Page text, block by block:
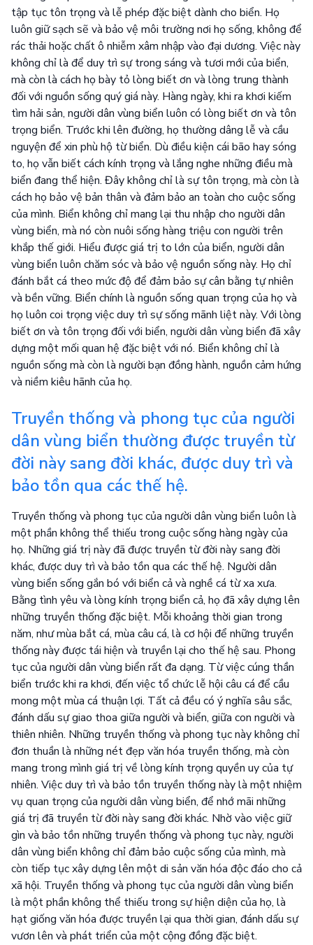
tập tục tôn trọng và lễ phép đặc biệt dành cho biển. Họ
luôn giữ sạch sẽ và bảo vệ môi trường nơi họ sống, không để
rác thải hoặc chất ô nhiễm xâm nhập vào đại dương. Việc này
không chỉ là để duy trì sự trong sáng và tươi mới của biển,
mà còn là cách họ bày tỏ lòng biết ơn và lòng trung thành
đối với nguồn sống quý giá này. Hàng ngày, khi ra khơi kiếm
tìm hải sản, người dân vùng biển luôn có lòng biết ơn và tôn
trọng biển. Trước khi lên đường, họ thường dâng lễ và cầu
nguyện để xin phù hộ từ biển. Dù điều kiện cái bão hay sóng
to, họ vẫn biết cách kính trọng và lắng nghe những điều mà
biển đang thể hiện. Đây không chỉ là sự tôn trọng, mà còn là
cách họ bảo vệ bản thân và đảm bảo an toàn cho cuộc sống
của mình. Biển không chỉ mang lại thu nhập cho người dân
vùng biển, mà nó còn nuôi sống hàng triệu con người trên
khắp thế giới. Hiểu được giá trị to lớn của biển, người dân
vùng biển luôn chăm sóc và bảo vệ nguồn sống này. Họ chỉ
đánh bắt cá theo mức độ để đảm bảo sự cân bằng tự nhiên
và bền vững. Biển chính là nguồn sống quan trọng của họ và
họ luôn coi trọng việc duy trì sự sống mãnh liệt này. Với lòng
biết ơn và tôn trọng đối với biển, người dân vùng biển đã xây
dựng một mối quan hệ đặc biệt với nó. Biển không chỉ là
nguồn sống mà còn là người bạn đồng hành, nguồn cảm hứng
và niềm kiêu hãnh của họ.
Truyền thống và phong tục của người
dân vùng biển thường được truyền từ
đời này sang đời khác, được duy trì và
bảo tồn qua các thế hệ.
Truyền thống và phong tục của người dân vùng biển luôn là
một phần không thể thiếu trong cuộc sống hàng ngày của
họ. Những giá trị này đã được truyền từ đời này sang đời
khác, được duy trì và bảo tồn qua các thế hệ. Người dân
vùng biển sống gắn bó với biển cả và nghề cá từ xa xưa.
Bằng tình yêu và lòng kính trọng biển cả, họ đã xây dựng lên
những truyền thống đặc biệt. Mỗi khoảng thời gian trong
năm, như mùa bắt cá, mùa câu cá, là cơ hội để những truyền
thống này được tái hiện và truyền lại cho thế hệ sau. Phong
tục của người dân vùng biển rất đa dạng. Từ việc cúng thần
biển trước khi ra khơi, đến việc tổ chức lễ hội câu cá để cầu
mong một mùa cá thuận lợi. Tất cả đều có ý nghĩa sâu sắc,
đánh dấu sự giao thoa giữa người và biển, giữa con người và
thiên nhiên. Những truyền thống và phong tục này không chỉ
đơn thuần là những nét đẹp văn hóa truyền thống, mà còn
mang trong mình giá trị về lòng kính trọng quyền uy của tự
nhiên. Việc duy trì và bảo tồn truyền thống này là một nhiệm
vụ quan trọng của người dân vùng biển, để nhớ mãi những
giá trị đã truyền từ đời này sang đời khác. Nhờ vào việc giữ
gìn và bảo tồn những truyền thống và phong tục này, người
dân vùng biển không chỉ đảm bảo cuộc sống của mình, mà
còn tiếp tục xây dựng lên một di sản văn hóa độc đáo cho cả
xã hội. Truyền thống và phong tục của người dân vùng biển
là một phần không thể thiếu trong sự hiện diện của họ, là
hạt giống văn hóa được truyền lại qua thời gian, đánh dấu sự
vươn lên và phát triển của một cộng đồng đặc biệt.